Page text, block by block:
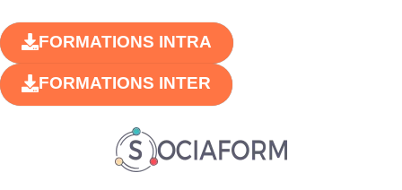
FORMATIONS INTRA
FORMATIONS INTER